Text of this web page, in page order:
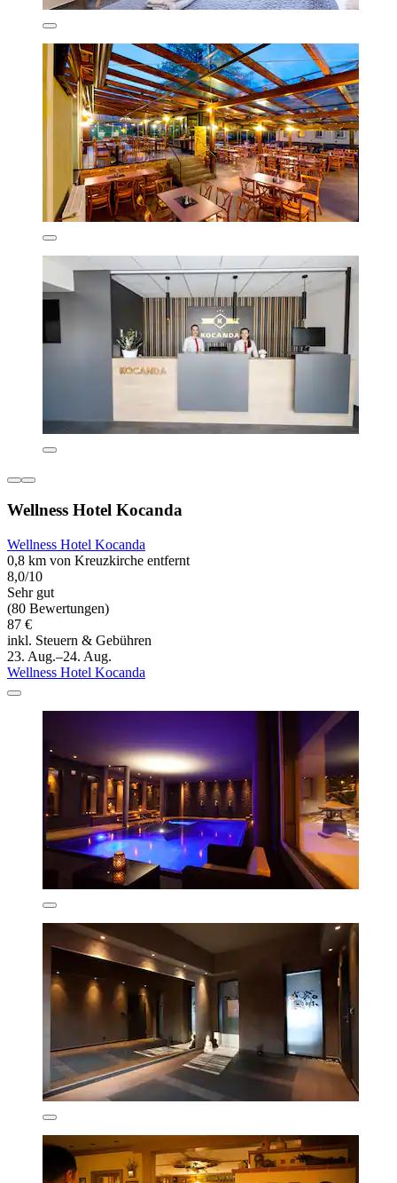
Wellness Hotel Kocanda
Wellness Hotel Kocanda
0,8 km von Kreuzkirche entfernt
8,0/10
Sehr gut
(80 Bewertungen)
87 €
inkl. Steuern & Gebühren
23. Aug.–24. Aug.
Wellness Hotel Kocanda